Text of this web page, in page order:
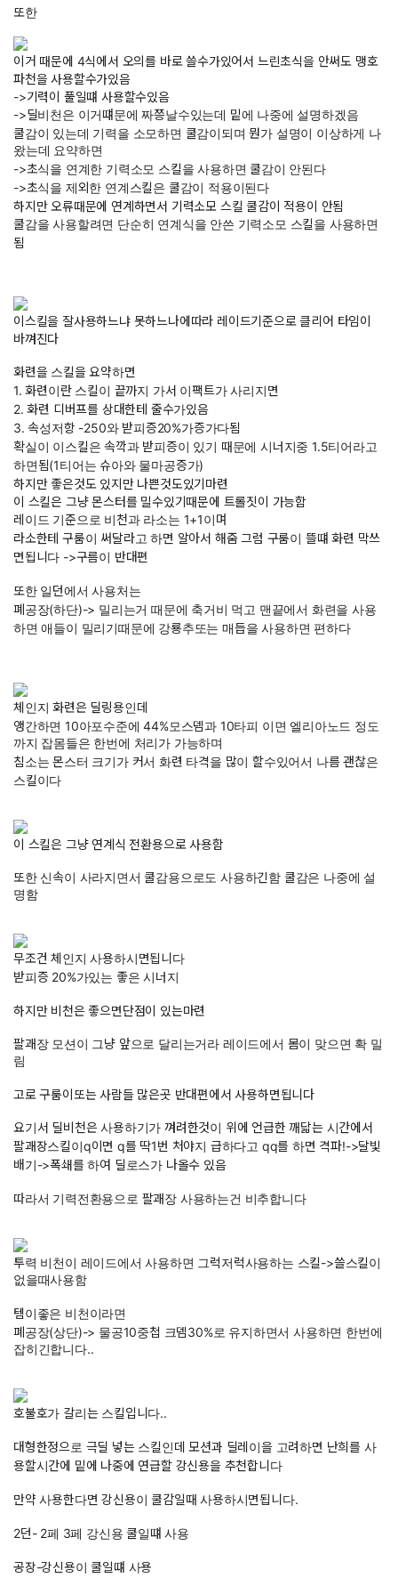
또한
이거 때문에 4식에서 오의를 바로 쓸수가있어서 느린초식을 안써도 맹호
파천을 사용할수가있음
->기력이 풀일떄 사용할수있음
->딜비천은 이거떄문에 짜쯩날수있는데 밑에 나중에 설명하겠음
쿨감이 있는데 기력을 소모하면 쿨감이되며 뭔가 설명이 이상하게 나
왔는데 요약하면
->초식을 연계한 기력소모 스킬을 사용하면 쿨감이 안된다
->초식을 제외한 연계스킬은 쿨감이 적용이된다
하지만 오류때문에 연계하면서 기력소모 스킬 쿨감이 적용이 안됨
쿨감을 사용할려면 단순히 연계식을 안쓴 기력소모 스킬을 사용하면
됨
이스킬을 잘사용하느냐 못하느나에따라 레이드기준으로 클리어 타임이
바껴진다
화련을 스킬을 요약하면
1. 화련이란 스킬이 끝까지 가서 이팩트가 사리지면
2. 화련 디버프를 상대한테 줄수가있음
3. 속성저항 -250와 받피증20%가증가다됨
확실이 이스킬은 속깍과 받피증이 있기 때문에 시너지중 1.5티어라고
하면됨(1티어는 슈아와 물마공증가)
하지만 좋은것도 있지만 나쁜것도있기마련
이 스킬은 그냥 몬스터를 밀수있기때문에 트롤짓이 가능함
레이드 기준으로 비천과 라소는 1+1이며
라소한테 구룸이 써달라고 하면 알아서 해줌 그럼 구룸이 뜰떄 화련 막쓰
면됩니다 ->구름이 반대편
또한 일던에서 사용처는
폐공장(하단)-> 밀리는거 때문에 축거비 먹고 맨끝에서 화련을 사용
하면 애들이 밀리기때문에 강룡추또는 매듭을 사용하면 편하다
체인지 화련은 딜링용인데
앵간하면 10아포수준에 44%모스뎀과 10타피 이면 엘리아노드 정도
까지 잡몸들은 한번에 처리가 가능하며
침소는 몬스터 크기가 커서 화련 타격을 많이 할수있어서 나름 괜찮은
스킬이다
이 스킬은 그냥 연계식 전환용으로 사용함
또한 신속이 사라지면서 쿨감용으로도 사용하긴함 쿨감은 나중에 설
명함
무조건 체인지 사용하시면됩니다
받피증 20%가있는 좋은 시너지
하지만 비천은 좋으면단점이 있는마련
팔괘장 모션이 그냥 앞으로 달리는거라 레이드에서 몸이 맞으면 확 밀
림
고로 구룸이또는 사람들 많은곳 반대편에서 사용하면됩니다
요기서 딜비천은 사용하기가 껴려한것이 위에 언급한 깨닯는 시간에서
팔괘장스킬이q이면 q를 딱1번 처야지 급하다고 qq를 하면 격파!->달빛
배기->폭쇄를 하여 딜로스가 나올수 있음
따라서 기력전환용으로 팔괘장 사용하는건 비추합니다
투력 비천이 레이드에서 사용하면 그럭저럭사용하는 스킬->쓸스킬이
없을때사용함
템이좋은 비천이라면
폐공장(상단)-> 물공10중첩 크뎀30%로 유지하면서 사용하면 한번에
잡히긴합니다..
호불호가 갈리는 스킬입니다..
대형한정으로 극딜 넣는 스킬인데 모션과 딜레이을 고려하면 난희를 사
용할시간에 밑에 나중에 연급할 강신용을 추천합니다
만약 사용한다면 강신용이 쿨감일때 사용하시면됩니다.
2던- 2페 3페 강신용 쿨일떄 사용
공장-강신용이 쿨일떄 사용